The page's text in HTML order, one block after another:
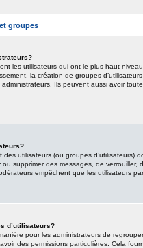
groupes
les utilisateurs qui ont le plus haut
la création de groupes
Ils peuvent aussi avoir
des utilisateurs (ou groupes d’utilisateurs)
supprimer des messages, de verrouiller,
empêchent que les utilisateurs
d’utilisateurs?
pour les administrateurs de
des permissions particulières. Cela